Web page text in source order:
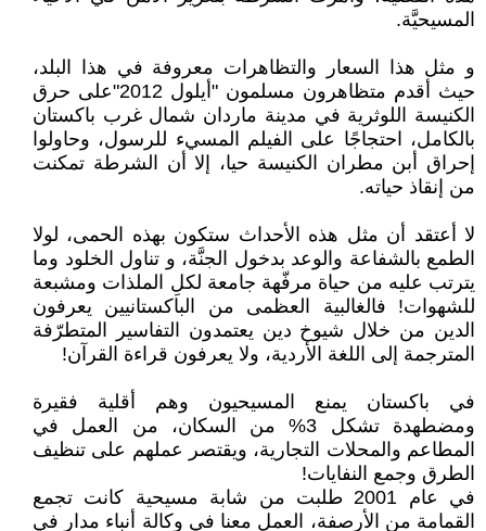
المسيحيَّة.
و مثل هذا السعار والتظاهرات معروفة في هذا البلد،
حيث أقدم متظاهرون مسلمون "أيلول 2012"على حرق
الكنيسة اللوثرية في مدينة ماردان شمال غرب باكستان
بالكامل، احتجاجًا على الفيلم المسيء للرسول، وحاولوا
إحراق أبن مطران الكنيسة حيا، إلا أن الشرطة تمكنت
من إنقاذ حياته.
لا أعتقد أن مثل هذه الأحداث ستكون بهذه الحمى، لولا
الطمع بالشفاعة والوعد بدخول الجنَّة، و تناول الخلود وما
يترتب عليه من حياة مرفّهة جامعة لكلِ الملذات ومشبعة
للشهوات! فالغالبية العظمى من الباكستانيين يعرفون
الدين من خلال شيوخ دين يعتمدون التفاسير المتطرّفة
المترجمة إلى اللغة الأردية، ولا يعرفون قراءة القرآن!
في باكستان يمنع المسيحيون وهم أقلية فقيرة
ومضطهدة تشكل 3% من السكان، من العمل في
المطاعم والمحلات التجارية، ويقتصر عملهم على تنظيف
الطرق وجمع النفايات!
في عام 2001 طلبت من شابة مسيحية كانت تجمع
القمامة من الأرصفة، العمل معنا في وكالة أنباء مدار في